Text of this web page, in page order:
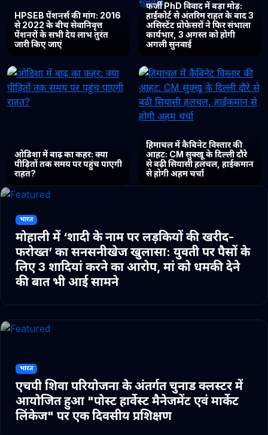
HPSEB पेंशनर्स की मांग: 2016
से 2022 के बीच सेवानिवृत्त
पेंशनरों के सभी देय लाभ तुरंत
जारी किए जाएं
फर्जी PhD विवाद में बड़ा मोड़:
हाईकोर्ट से अंतरिम राहत के बाद 3
असिस्टेंट प्रोफेसरों ने फिर संभाला
कार्यभार, 3 अगस्त को होगी
अगली सुनवाई
ओडिशा में बाढ़ का कहर: क्या
पीड़ितों तक समय पर पहुंच पाएगी
राहत?
हिमाचल में कैबिनेट विस्तार की
आहट: CM सुक्खू के दिल्ली दौरे
से बढ़ी सियासी हलचल, हाईकमान
से होगी अहम चर्चा
भारत
मोहाली में ‘शादी के नाम पर लड़कियों की खरीद-
फरोख्त’ का सनसनीखेज खुलासा: युवती पर पैसों के
लिए 3 शादियां करने का आरोप, मां को धमकी देने
की बात भी आई सामने
भारत
एचपी शिवा परियोजना के अंतर्गत चुनाड क्लस्टर में
आयोजित हुआ "पोस्ट हार्वेस्ट मैनेजमेंट एवं मार्केट
लिंकेज" पर एक दिवसीय प्रशिक्षण